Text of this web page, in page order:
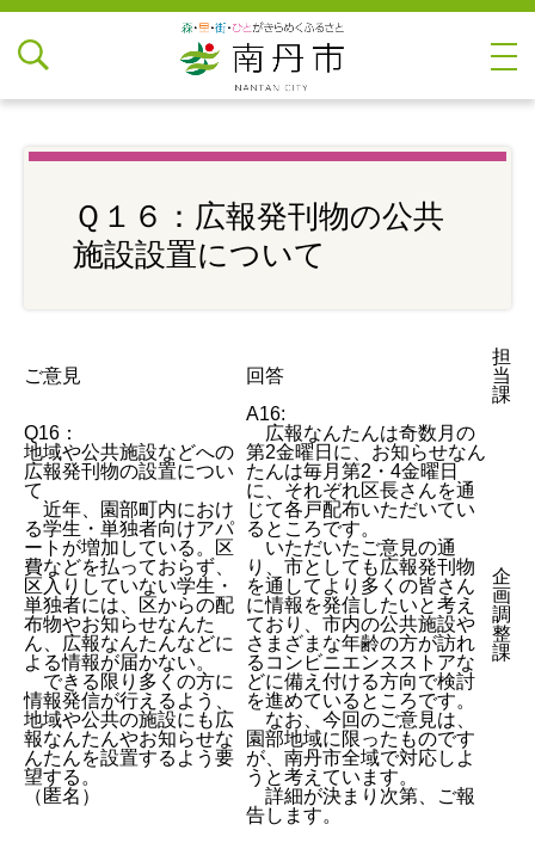
Ｑ１６：広報発刊物の公共
施設設置について
ご意見 回答
担
当
課
Q16：
地域や公共施設などへの
広報発刊物の設置につい
て
近年、園部町内におけ
る学生・単独者向けアパ
ートが増加している。区
費などを払っておらず、
区入りしていない学生・
単独者には、区からの配
布物やお知らせなんた
ん、広報なんたんなどに
よる情報が届かない。
できる限り多くの方に
情報発信が行えるよう、
地域や公共の施設にも広
報なんたんやお知らせな
んたんを設置するよう要
望する。
（匿名）
A16:
広報なんたんは奇数月の
第2金曜日に、お知らせなん
たんは毎月第2・4金曜日
に、それぞれ区長さんを通
じて各戸配布いただいてい
るところです。
いただいたご意見の通
り、市としても広報発刊物
を通してより多くの皆さん
に情報を発信したいと考え
ており、市内の公共施設や
さまざまな年齢の方が訪れ
るコンビニエンスストアな
どに備え付ける方向で検討
を進めているところです。
なお、今回のご意見は、
園部地域に限ったものです
が、南丹市全域で対応しよ
うと考えています。
詳細が決まり次第、ご報
告します。
企
画
調
整
課